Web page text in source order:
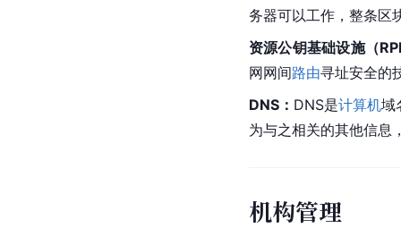
务器可以工作，整条区
资源公钥基础设施（
网网间路由寻址安全的
DNS： DNS是计算机域
为与之相关的其他信息
机构管理